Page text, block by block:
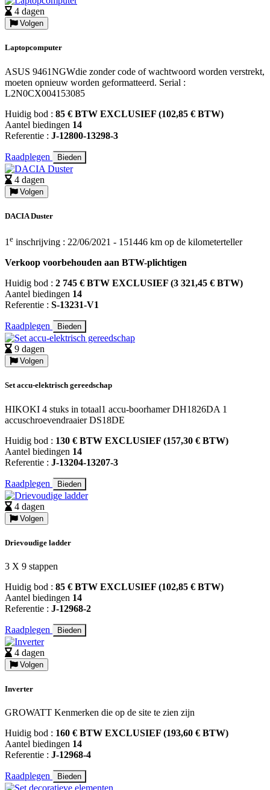
4 dagen
Volgen
Laptopcomputer
ASUS 9461NGWdie zonder code of wachtwoord worden verstrekt,
moeten opnieuw worden geformatteerd. Serial :
L2N0CX004153085
Huidig bod : 85 € BTW EXCLUSIEF (102,85 € BTW)
Aantel biedingen 14
Referentie : J-12800-13298-3
Raadplegen Bieden
4 dagen
Volgen
DACIA Duster
1 e inschrijving : 22/06/2021 - 151446 km op de kilometerteller
Verkoop voorbehouden aan BTW-plichtigen
Huidig bod : 2 745 € BTW EXCLUSIEF (3 321,45 € BTW)
Aantel biedingen 14
Referentie : S-13231-V1
Raadplegen Bieden
9 dagen
Volgen
Set accu-elektrisch gereedschap
HIKOKI 4 stuks in totaal1 accu-boorhamer DH1826DA 1
accuschroevendraaier DS18DE
Huidig bod : 130 € BTW EXCLUSIEF (157,30 € BTW)
Aantel biedingen 14
Referentie : J-13204-13207-3
Raadplegen Bieden
4 dagen
Volgen
Drievoudige ladder
3 X 9 stappen
Huidig bod : 85 € BTW EXCLUSIEF (102,85 € BTW)
Aantel biedingen 14
Referentie : J-12968-2
Raadplegen Bieden
4 dagen
Volgen
Inverter
GROWATT Kenmerken die op de site te zien zijn
Huidig bod : 160 € BTW EXCLUSIEF (193,60 € BTW)
Aantel biedingen 14
Referentie : J-12968-4
Raadplegen Bieden